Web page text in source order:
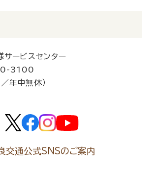
サービスセンター
3100
年中無休）
交通公式SNSのご案内